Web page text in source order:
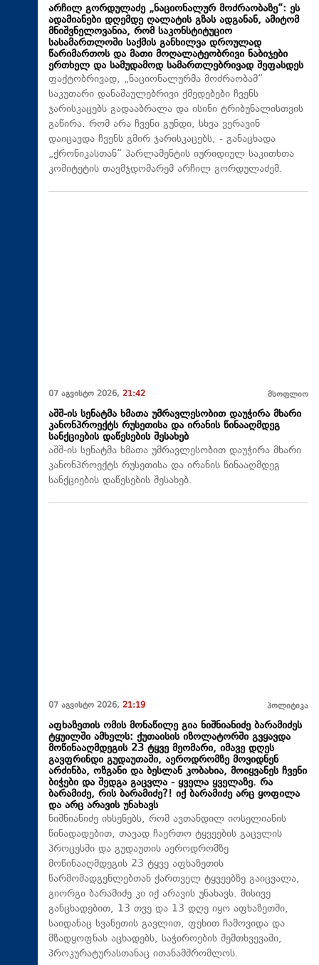
არჩილ გორდულაძე „ნაციონალურ მოძრაობაზე“: ეს
ადამიანები დღემდე ღალატის გზას ადგანან, ამიტომ
მნიშვნელოვანია, რომ საკონსტიტუციო
სასამართლოში საქმის განხილვა დროულად
წარიმართოს და მათი მოღალატეობრივი ნაბიჯები
ერთხელ და სამუდამოდ სამართლებრივად შეფასდეს
ფაქტობრივად, „ნაციონალურმა მოძრაობამ“
საკუთარი დანაშაულებრივი ქმედებები ჩვენს
ჯარისკაცებს გადააბრალა და ისინი ტრიბუნალისთვის
გაწირა. რომ არა ჩვენი გუნდი, სხვა ვერავინ
დაიცავდა ჩვენს გმირ ჯარისკაცებს, - განაცხადა
„ქრონიკასთან“ პარლამენტის იურიდიულ საკითხთა
კომიტეტის თავმჯდომარემ არჩილ გორდულაძემ.
07 აგვისტო 2026, 21:42 მსოფლიო
აშშ-ის სენატმა ხმათა უმრავლესობით დაუჭირა მხარი
კანონპროექტს რუსეთისა და ირანის წინააღმდეგ
სანქციების დაწესების შესახებ
აშშ-ის სენატმა ხმათა უმრავლესობით დაუჭირა მხარი
კანონპროექტს რუსეთისა და ირანის წინააღმდეგ
სანქციების დაწესების შესახებ.
07 აგვისტო 2026, 21:19 პოლიტიკა
აფხაზეთის ომის მონაწილე გია ნიშნიანიძე ბარამიძეს
ტყუილში ამხელს: ქუთაისის იზოლატორში გვყავდა
მოწინააღმდეგის 23 ტყვე მეომარი, იმავე დღეს
გავფრინდი გუდაუთაში, აეროდრომზე მოვიდნენ
არძინბა, ოზგანი და ბესლან კობახია, მოიყვანეს ჩვენი
ბიჭები და შედგა გაცვლა - ყველა ყველაზე. რა
ბარამიძე, რის ბარამიძე?! იქ ბარამიძე არც ყოფილა
და არც არავის უნახავს
ნიშნიანიძე იხსენებს, რომ ავთანდილ იოსელიანის
წინადადებით, თავად ჩაერთო ტყვეების გაცვლის
პროცესში და გუდაუთის აეროდრომზე
მოწინააღმდეგის 23 ტყვე აფხაზეთის
წარმომადგენლებთან ქართველ ტყვეებზე გაიცვალა,
გიორგი ბარამიძე კი იქ არავის უნახავს. მისივე
განცხადებით, 13 თვე და 13 დღე იყო აფხაზეთში,
საიდანაც სვანეთის გავლით, ფეხით ჩამოვიდა და
მზადყოფნას აცხადებს, საჭიროების შემთხვევაში,
პროკურატურასთანაც ითანამშრომლოს.